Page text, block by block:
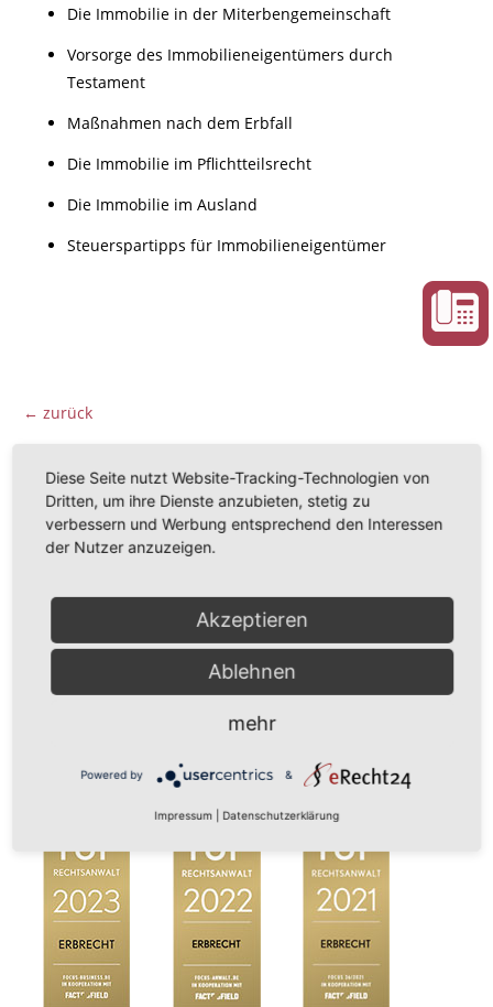
Die Immobilie in der Miterbengemeinschaft
Vorsorge des Immobilieneigentümers durch
Testament
Maßnahmen nach dem Erbfall
Die Immobilie im Pflichtteilsrecht
Die Immobilie im Ausland
Steuerspartipps für Immobilieneigentümer
← zurück
Ausgezeichnet durch:
Diese Seite nutzt Website-Tracking-Technologien von
Dritten, um ihre Dienste anzubieten, stetig zu
verbessern und Werbung entsprechend den Interessen
der Nutzer anzuzeigen.
Akzeptieren
Ablehnen
mehr
Powered by &
Impressum Datenschutzerklärung